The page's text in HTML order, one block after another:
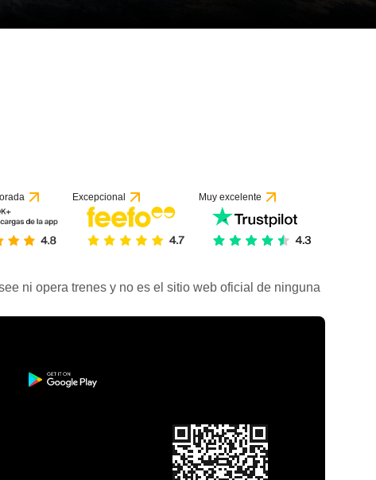
Excepcional Muy excelente
ni opera trenes y no es el sitio web oficial de ninguna
reseña